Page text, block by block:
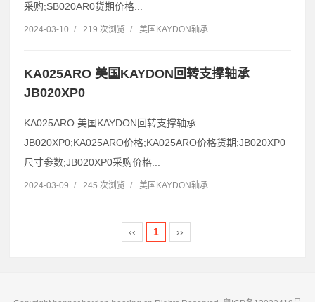
采购;SB020AR0货期价格...
2024-03-10 / 219 次浏览 / 美国KAYDON轴承
KA025ARO 美国KAYDON回转支撑轴承
JB020XP0
KA025ARO 美国KAYDON回转支撑轴承
JB020XP0;KA025ARO价格;KA025ARO价格货期;JB020XP0
尺寸参数;JB020XP0采购价格...
2024-03-09 / 245 次浏览 / 美国KAYDON轴承
‹‹ 1 ››